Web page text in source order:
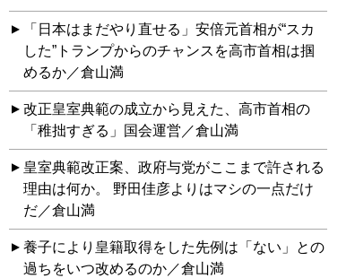
「日本はまだやり直せる」安倍元首相が“スカ
した”トランプからのチャンスを高市首相は掴
めるか／倉山満
改正皇室典範の成立から見えた、高市首相の
「稚拙すぎる」国会運営／倉山満
皇室典範改正案、政府与党がここまで許される
理由は何か。 野田佳彦よりはマシの一点だけ
だ／倉山満
養子により皇籍取得をした先例は「ない」との
過ちをいつ改めるのか／倉山満